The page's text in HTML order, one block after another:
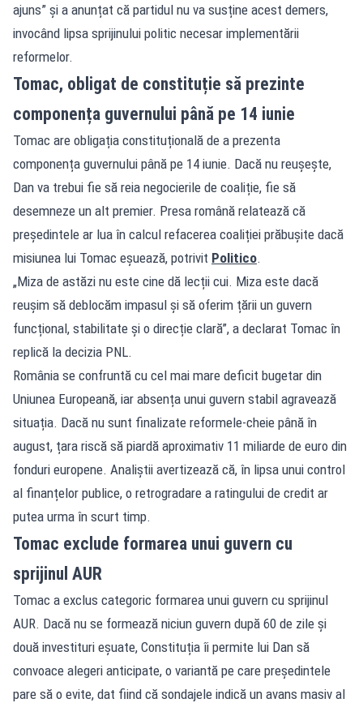
ajuns” și a anunțat că partidul nu va susține acest demers,
invocând lipsa sprijinului politic necesar implementării
reformelor.
Tomac, obligat de constituție să prezinte
componența guvernului până pe 14 iunie
Tomac are obligația constituțională de a prezenta
componența guvernului până pe 14 iunie. Dacă nu reușește,
Dan va trebui fie să reia negocierile de coaliție, fie să
desemneze un alt premier. Presa română relatează că
președintele ar lua în calcul refacerea coaliției prăbușite dacă
misiunea lui Tomac eșuează, potrivit Politico.
„Miza de astăzi nu este cine dă lecții cui. Miza este dacă
reușim să deblocăm impasul și să oferim țării un guvern
funcțional, stabilitate și o direcție clară”, a declarat Tomac în
replică la decizia PNL.
România se confruntă cu cel mai mare deficit bugetar din
Uniunea Europeană, iar absența unui guvern stabil agravează
situația. Dacă nu sunt finalizate reformele-cheie până în
august, țara riscă să piardă aproximativ 11 miliarde de euro din
fonduri europene. Analiștii avertizează că, în lipsa unui control
al finanțelor publice, o retrogradare a ratingului de credit ar
putea urma în scurt timp.
Tomac exclude formarea unui guvern cu
sprijinul AUR
Tomac a exclus categoric formarea unui guvern cu sprijinul
AUR. Dacă nu se formează niciun guvern după 60 de zile și
două investituri eșuate, Constituția îi permite lui Dan să
convoace alegeri anticipate, o variantă pe care președintele
pare să o evite, dat fiind că sondajele indică un avans masiv al